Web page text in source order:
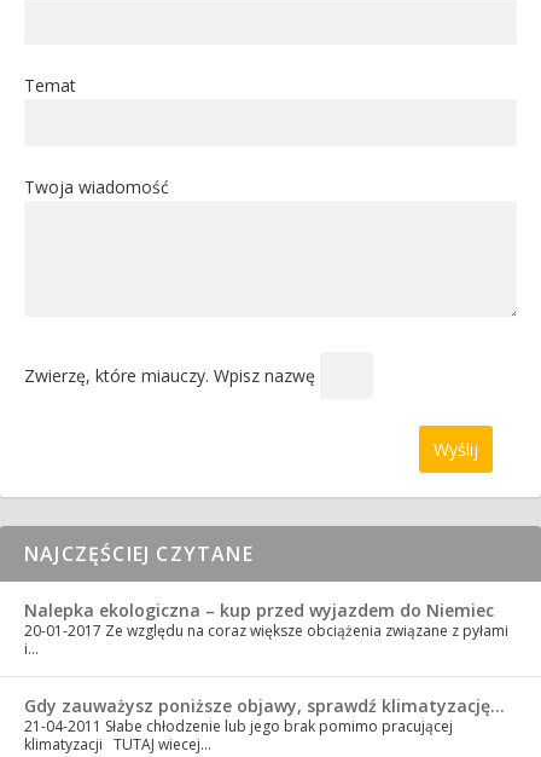
Temat
Twoja wiadomość
Zwierzę, które miauczy. Wpisz nazwę
NAJCZĘŚCIEJ CZYTANE
Nalepka ekologiczna – kup przed wyjazdem do Niemiec
20-01-2017 Ze względu na coraz większe obciążenia związane z pyłami
i…
Gdy zauważysz poniższe objawy, sprawdź klimatyzację…
21-04-2011 Słabe chłodzenie lub jego brak pomimo pracującej
klimatyzacji TUTAJ wiecej…